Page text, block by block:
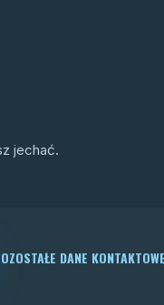
jechać.
DANE KONTAKTOWE